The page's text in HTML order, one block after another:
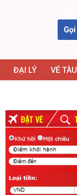
ĐẠI LÝ VÉ TÀU